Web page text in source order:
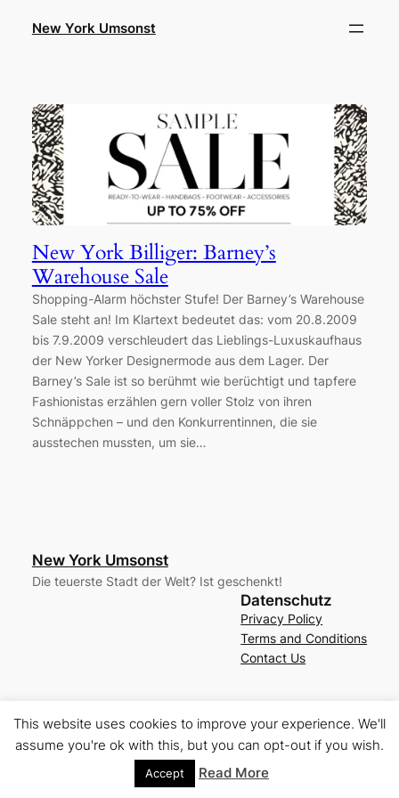
InhaltNew York Umsonst
New York Billiger: Barney’s
Warehouse Sale
Shopping-Alarm höchster Stufe! Der Barney’s Warehouse
Sale steht an! Im Klartext bedeutet das: vom 20.8.2009
bis 7.9.2009 verschleudert das Lieblings-Luxuskaufhaus
der New Yorker Designermode aus dem Lager. Der
Barney’s Sale ist so berühmt wie berüchtigt und tapfere
Fashionistas erzählen gern voller Stolz von ihren
Schnäppchen – und den Konkurrentinnen, die sie
ausstechen mussten, um sie…
New York Umsonst
Die teuerste Stadt der Welt? Ist geschenkt!
Datenschutz
Privacy Policy
Terms and Conditions
Contact Us
Gestaltet mitWordPress
This website uses cookies to improve your experience. We'll
assume you're ok with this, but you can opt-out if you wish.
Accept Read More